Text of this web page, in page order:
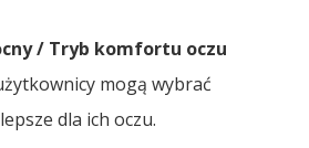
/ Tryb komfortu oczu
mogą wybrać
dla ich oczu.